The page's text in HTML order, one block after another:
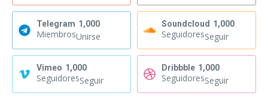
Telegram 1,000
MiembrosUnirse
Soundcloud 1,000
SeguidoresSeguir
Vimeo 1,000
SeguidoresSeguir
Dribbble 1,000
SeguidoresSeguir